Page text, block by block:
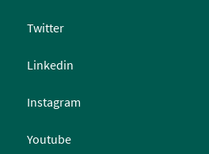
Twitter
Linkedin
Instagram
Youtube